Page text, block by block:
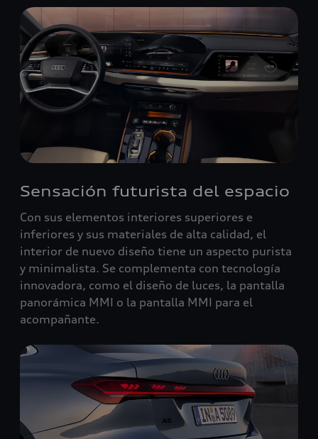
Sensación futurista del espacio
Con sus elementos interiores superiores e
inferiores y sus materiales de alta calidad, el
interior de nuevo diseño tiene un aspecto purista
y minimalista. Se complementa con tecnología
innovadora, como el diseño de luces, la pantalla
panorámica MMI o la pantalla MMI para el
acompañante.